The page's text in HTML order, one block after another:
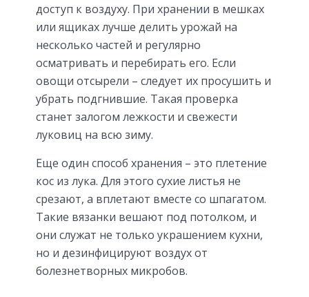
доступ к воздуху. При хранении в мешках
или ящиках лучше делить урожай на
несколько частей и регулярно
осматривать и перебирать его. Если
овощи отсырели – следует их просушить и
убрать подгнившие. Такая проверка
станет залогом лежкости и свежести
луковиц на всю зиму.
Еще один способ хранения – это плетение
кос из лука. Для этого сухие листья не
срезают, а вплетают вместе со шпагатом.
Такие вязанки вешают под потолком, и
они служат не только украшением кухни,
но и дезинфицируют воздух от
болезнетворных микробов.